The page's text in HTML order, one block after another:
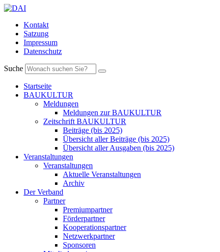
Kontakt
Satzung
Impressum
Datenschutz
Suche
Startseite
BAUKULTUR
Meldungen
Meldungen zur BAUKULTUR
Zeitschrift BAUKULTUR
Beiträge (bis 2025)
Übersicht aller Beiträge (bis 2025)
Übersicht aller Ausgaben (bis 2025)
Veranstaltungen
Veranstaltungen
Aktuelle Veranstaltungen
Archiv
Der Verband
Partner
Premiumpartner
Förderpartner
Kooperationspartner
Netzwerkpartner
Sponsoren